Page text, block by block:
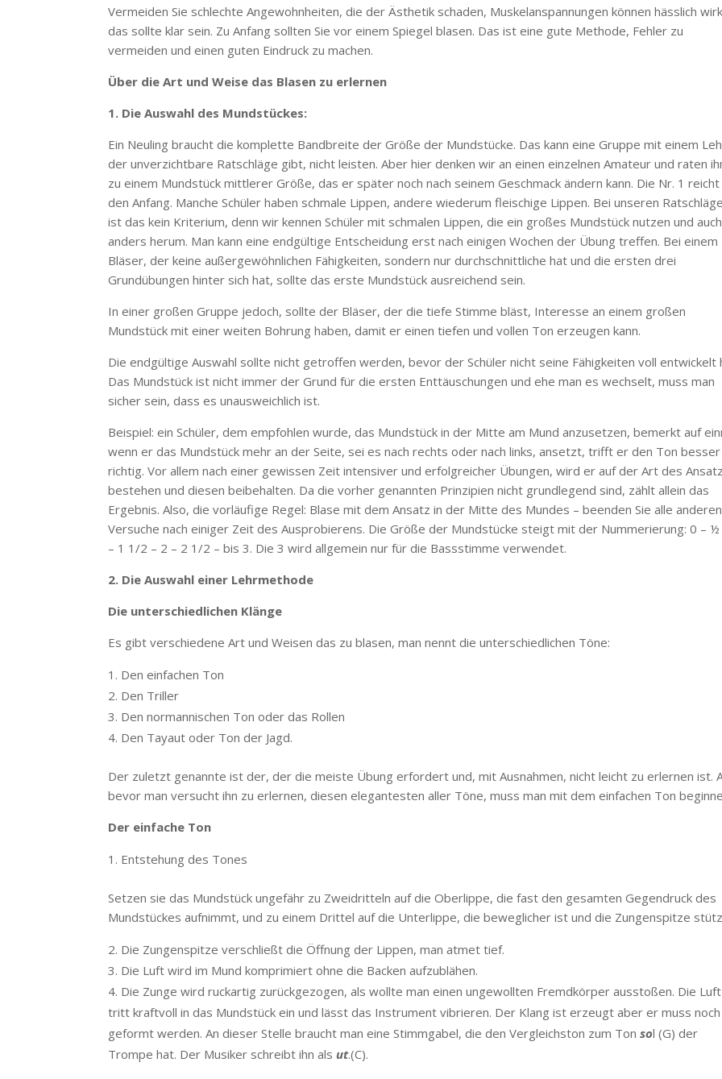
Vermeiden Sie schlechte Angewohnheiten, die der Ästhetik schaden, Muskelanspannungen können hässlich
das sollte klar sein. Zu Anfang sollten Sie vor einem Spiegel blasen. Das ist eine gute Methode, Fehler zu
vermeiden und einen guten Eindruck zu machen.
Über die Art und Weise das Blasen zu erlernen
1. Die Auswahl des Mundstückes:
Ein Neuling braucht die komplette Bandbreite der Größe der Mundstücke. Das kann eine Gruppe mit einem
der unverzichtbare Ratschläge gibt, nicht leisten. Aber hier denken wir an einen einzelnen Amateur und raten
zu einem Mundstück mittlerer Größe, das er später noch nach seinem Geschmack ändern kann. Die Nr. 1
den Anfang. Manche Schüler haben schmale Lippen, andere wiederum fleischige Lippen. Bei unseren
ist das kein Kriterium, denn wir kennen Schüler mit schmalen Lippen, die ein großes Mundstück nutzen und auch
anders herum. Man kann eine endgültige Entscheidung erst nach einigen Wochen der Übung treffen. Bei einem
Bläser, der keine außergewöhnlichen Fähigkeiten, sondern nur durchschnittliche hat und die ersten drei
Grundübungen hinter sich hat, sollte das erste Mundstück ausreichend sein.
In einer großen Gruppe jedoch, sollte der Bläser, der die tiefe Stimme bläst, Interesse an einem großen
Mundstück mit einer weiten Bohrung haben, damit er einen tiefen und vollen Ton erzeugen kann.
Die endgültige Auswahl sollte nicht getroffen werden, bevor der Schüler nicht seine Fähigkeiten voll entwickelt
Das Mundstück ist nicht immer der Grund für die ersten Enttäuschungen und ehe man es wechselt, muss man
sicher sein, dass es unausweichlich ist.
Beispiel: ein Schüler, dem empfohlen wurde, das Mundstück in der Mitte am Mund anzusetzen, bemerkt auf
wenn er das Mundstück mehr an der Seite, sei es nach rechts oder nach links, ansetzt, trifft er den Ton besser
richtig. Vor allem nach einer gewissen Zeit intensiver und erfolgreicher Übungen, wird er auf der Art des
bestehen und diesen beibehalten. Da die vorher genannten Prinzipien nicht grundlegend sind, zählt allein das
Ergebnis. Also, die vorläufige Regel: Blase mit dem Ansatz in der Mitte des Mundes – beenden Sie alle anderen
Versuche nach einiger Zeit des Ausprobierens. Die Größe der Mundstücke steigt mit der Nummerierung: 0 – ½
– 1 1/2 – 2 – 2 1/2 – bis 3. Die 3 wird allgemein nur für die Bassstimme verwendet.
2. Die Auswahl einer Lehrmethode
Die unterschiedlichen Klänge
Es gibt verschiedene Art und Weisen das zu blasen, man nennt die unterschiedlichen Töne:
Den einfachen Ton
Den Triller
Den normannischen Ton oder das Rollen
Den Tayaut oder Ton der Jagd.
Der zuletzt genannte ist der, der die meiste Übung erfordert und, mit Ausnahmen, nicht leicht zu erlernen ist.
bevor man versucht ihn zu erlernen, diesen elegantesten aller Töne, muss man mit dem einfachen Ton
Der einfache Ton
Entstehung des Tones
Setzen sie das Mundstück ungefähr zu Zweidritteln auf die Oberlippe, die fast den gesamten Gegendruck des
Mundstückes aufnimmt, und zu einem Drittel auf die Unterlippe, die beweglicher ist und die Zungenspitze
Die Zungenspitze verschließt die Öffnung der Lippen, man atmet tief.
Die Luft wird im Mund komprimiert ohne die Backen aufzublähen.
Die Zunge wird ruckartig zurückgezogen, als wollte man einen ungewollten Fremdkörper ausstoßen. Die Luft
tritt kraftvoll in das Mundstück ein und lässt das Instrument vibrieren. Der Klang ist erzeugt aber er muss noch
geformt werden. An dieser Stelle braucht man eine Stimmgabel, die den Vergleichston zum Tonsol (G) der
Trompe hat. Der Musiker schreibt ihn alsut.(C).